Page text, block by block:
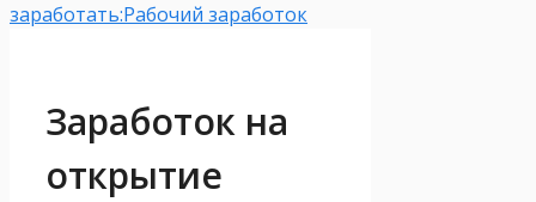
заработать:Рабочий заработок
Заработок на
открытие